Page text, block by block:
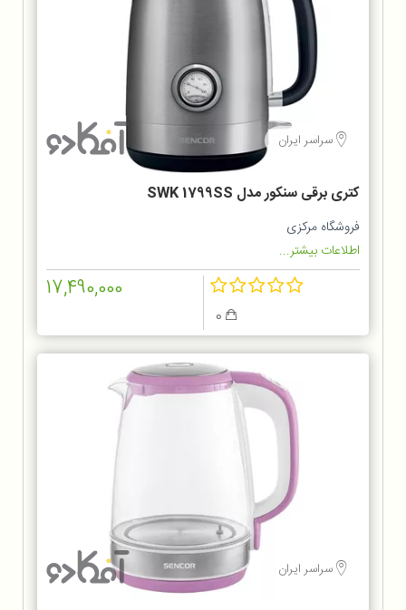
سراسر ایران
کتری برقی سنکور مدل SWK 1799SS
فروشگاه مرکزی
اطلاعات بیشتر...
17,490,000
سراسر ایران